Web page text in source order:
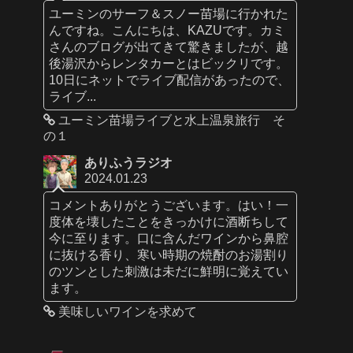
ユーミンのサーフ＆スノー苗場に行かれた
んですね。こんにちは、KAZUです。カミ
さんのブログが出てきて驚きましたが、越
後湯沢からレンタカーとはビックリです。
10日にネットでライブ配信があったので、
ライブ...
ユーミン苗場ライブと水上温泉旅行 そ
の１
ありふうラジオ
2024.01.23
コメントありがとうございます。はい！一
度体を壊したことをきっかけに酒断ちして
今に至ります。口に含んだワインから鼻腔
に抜ける香り、寒い時期の焼酎のお湯割り
のツンとした刺激は未だに鮮明に覚えてい
ます。
美味しいワインを求めて